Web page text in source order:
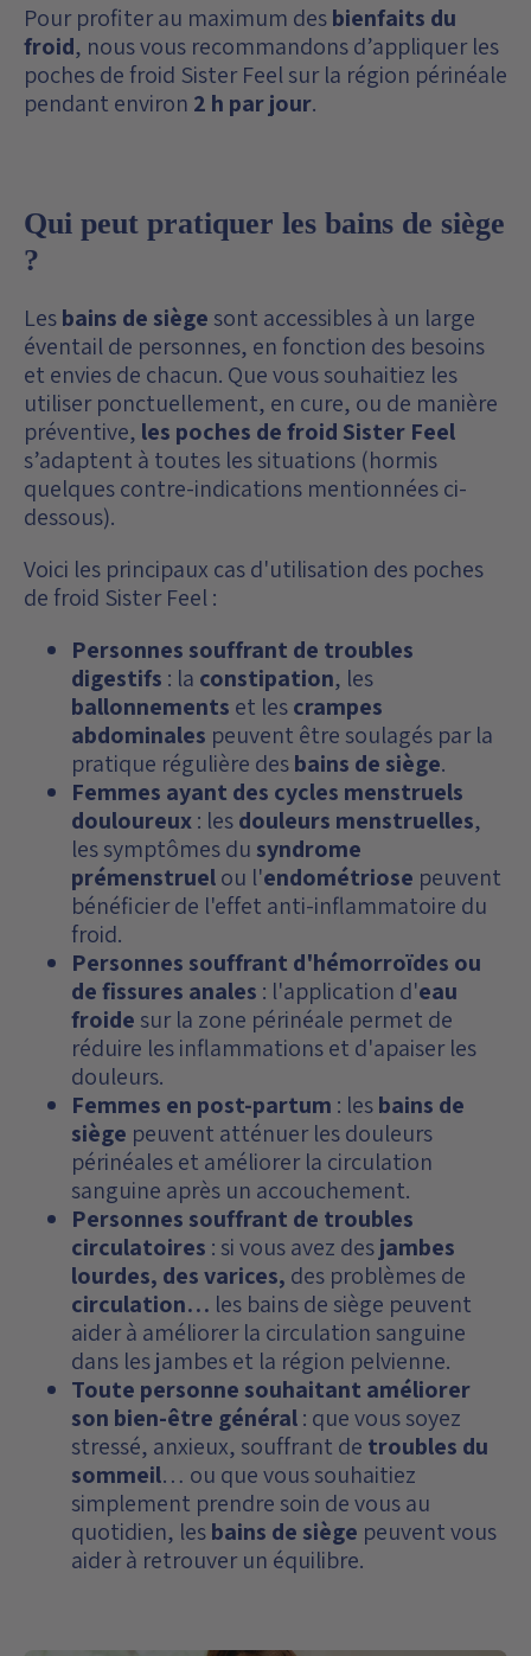
Pour profiter au maximum desbienfaits du
froid, nous vous recommandons d’appliquer les
poches de froid Sister Feel sur la région périnéale
pendant environ 2 h par jour.
Qui peut pratiquer les bains de siège
?
Lesbains de siège sont accessibles à un large
éventail de personnes, en fonction des besoins
et envies de chacun. Que vous souhaitiez les
utiliser ponctuellement, en cure, ou de manière
préventive, les poches de froid Sister Feel
s’adaptent à toutes les situations (hormis
quelques contre-indications mentionnées ci-
dessous).
Voici les principaux cas d'utilisation des poches
de froid Sister Feel :
Personnes souffrant de troubles
digestifs : la constipation, les
ballonnements et lescrampes
abdominales peuvent être soulagés par la
pratique régulière desbains de siège.
Femmes ayant des cycles menstruels
douloureux: lesdouleurs menstruelles,
les symptômes du syndrome
prémenstruelou l'endométriose peuvent
bénéficier de l'effet anti-inflammatoire du
froid.
Personnes souffrant d'hémorroïdes ou
de fissures anales : l'application d'eau
froide sur la zone périnéale permet de
réduire les inflammations et d'apaiser les
douleurs.
Femmes en post-partum : lesbains de
siège peuvent atténuer les douleurs
périnéales et améliorer la circulation
sanguine après un accouchement.
Personnes souffrant de troubles
circulatoires : si vous avez desjambes
lourdes, des varices, des problèmes de
circulation… les bains de siège peuvent
aider à améliorer la circulation sanguine
dans les jambes et la région pelvienne.
Toute personne souhaitant améliorer
son bien-être général: que vous soyez
stressé, anxieux, souffrant de troubles du
sommeil… ou que vous souhaitiez
simplement prendre soin de vous au
quotidien, lesbains de siège peuvent vous
aider à retrouver un équilibre.